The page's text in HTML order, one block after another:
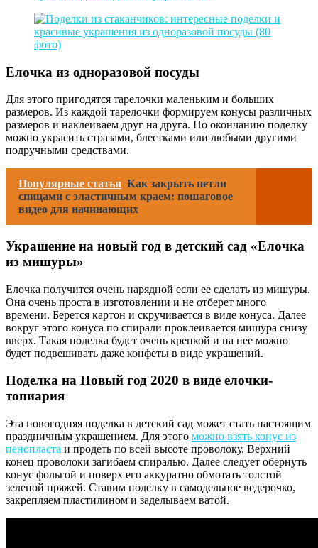
Елочка из одноразовой посуды
Для этого пригодятся тарелочки маленьким и больших
размеров. Из каждой тарелочки формируем конусы различных
размеров и наклеиваем друг на друга. По окончанию поделку
можно украсить стразами, блестками или любыми другими
подручными средствами.
Популярные статьи Как закрыть петли
спицами с эластичным краем: пошаговое
видео для начинающих
Украшение на новый год в детский сад «Елочка
из мишуры»
Елочка получится очень нарядной если ее сделать из мишуры.
Она очень проста в изготовлении и не отберет много
времени. Берется картон и скручивается в виде конуса. Далее
вокруг этого конуса по спирали проклеивается мишура снизу
вверх. Такая поделка будет очень крепкой и на нее можно
будет подвешивать даже конфеты в виде украшений.
Поделка на Новый год 2020 в виде елочки-
топиария
Эта новогодняя поделка в детский сад может стать настоящим
праздничным украшением. Для этого можно взять конус из
пенопласта и продеть по всей высоте проволоку. Верхний
конец проволоки загибаем спиралью. Далее следует обернуть
конус фольгой и поверх его аккуратно обмотать толстой
зеленой пряжей. Ставим поделку в самодельное ведерочко,
закрепляем пластилином и заделываем ватой.